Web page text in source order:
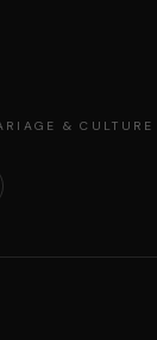
&